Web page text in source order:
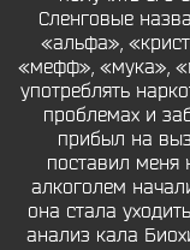
Сленговые
«альфа»,
«мефф», «мука»,
употреблять
проблемах и
прибыл на
поставил
алкоголем
она стала
анализ кала